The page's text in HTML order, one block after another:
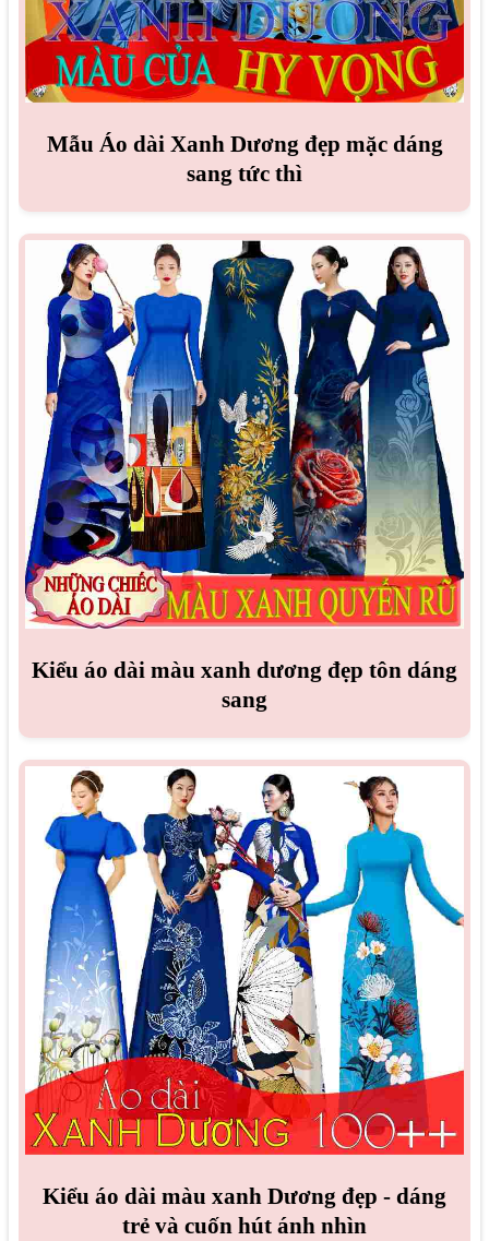
Mẫu Áo dài Xanh Dương đẹp mặc dáng
sang tức thì
Kiểu áo dài màu xanh dương đẹp tôn dáng
sang
Kiểu áo dài màu xanh Dương đẹp - dáng
trẻ và cuốn hút ánh nhìn